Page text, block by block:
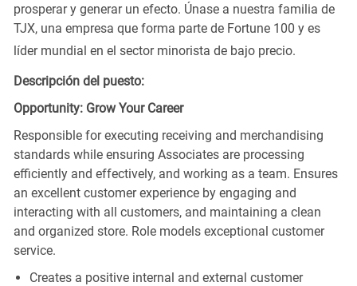
prosperar y generar un efecto. Únase a nuestra familia de
TJX, una empresa que forma parte de Fortune 100 y es
líder mundial en el sector minorista de bajo precio.
Descripción del puesto:
Opportunity: Grow Your Career
Responsible for executing receiving and merchandising
standards while ensuring Associates are processing
efficiently and effectively, and working as a team. Ensures
an excellent customer experience by engaging and
interacting with all customers, and maintaining a clean
and organized store. Role models exceptional customer
service.
Creates a positive internal and external customer